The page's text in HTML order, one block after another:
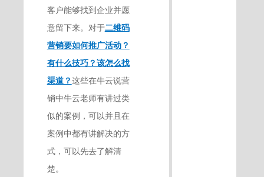
客户能够找到企业并愿
意留下来。对于二维码
营销要如何推广活动？
有什么技巧？该怎么找
渠道？这些在牛云说营
销中牛云老师有讲过类
似的案例，可以并且在
案例中都有讲解决的方
式，可以先去了解清
楚。